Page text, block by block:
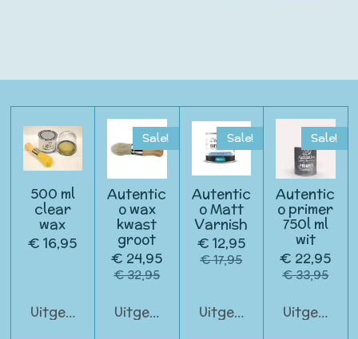
500 ml
clear
wax
€ 16,95
Uitgeschakeld
Sale!
Autentic
o wax
kwast
groot
€ 24,95
€ 32,95
Uitgeschakeld
Sale!
Autentic
o Matt
Varnish
€ 12,95
€ 17,95
Uitgeschakeld
Sale!
Autentic
o primer
750l ml
wit
€ 22,95
€ 33,95